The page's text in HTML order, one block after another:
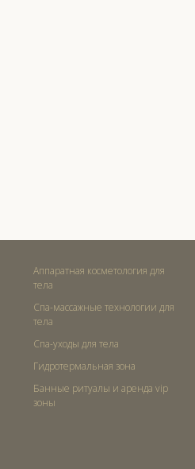
Аппаратная косметология для
тела
Спа-массажные технологии для
тела
Спа-уходы для тела
Гидротермальная зона
Банные ритуалы и аренда vip
зоны